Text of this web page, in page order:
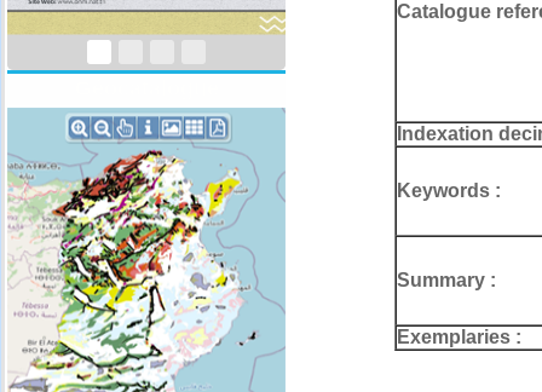
Catalogue
Indexation
Keywords :
Summary :
Exemplaries :